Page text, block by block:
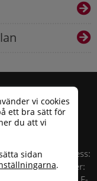
vi cookies
ett bra sätt för
du att vi
sidan
.
26 | Postadress:
Telefonnummer: